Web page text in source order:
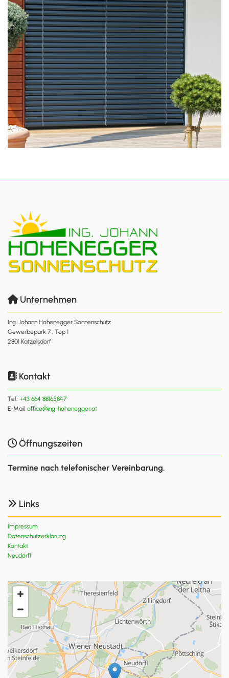
Unternehmen
Ing. Johann Hohenegger Sonnenschutz
Gewerbepark 7 , Top 1
2801 Katzelsdorf
 Kontakt
Tel.: +43 664 88165847
E-Mail: office@ing-hohenegger.at
Öffnungszeiten
Termine nach telefonischer Vereinbarung.
 Links
Impressum
Datenschutzerklärung
Kontakt
Neudörfl